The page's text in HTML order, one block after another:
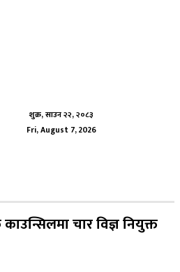
शुक्र, साउन २२, २०८३
Fri, August 7, 2026
चार विज्ञ नियुक्त